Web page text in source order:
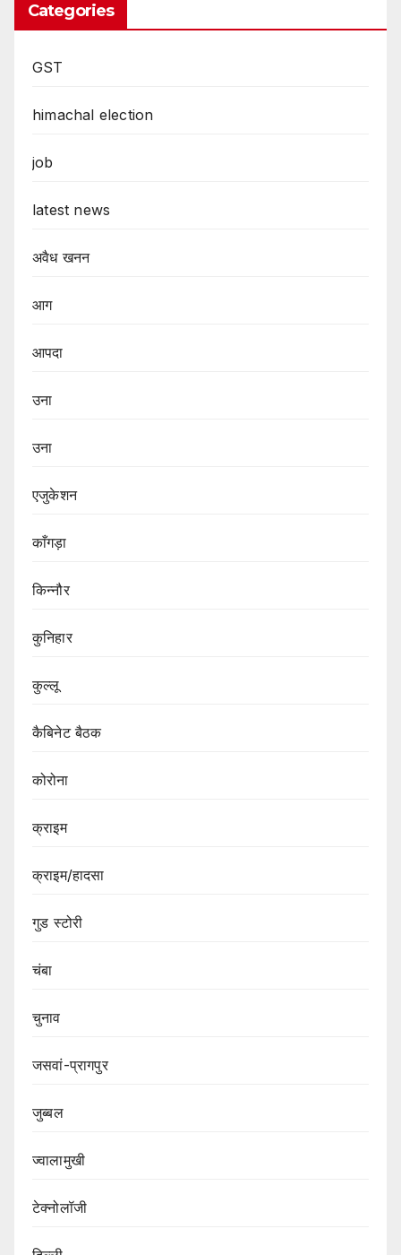
Categories
GST
himachal election
job
latest news
अवैध खनन
आग
आपदा
उना
उना
एजुकेशन
काँगड़ा
किन्नौर
कुनिहार
कुल्लू
कैबिनेट बैठक
कोरोना
क्राइम
क्राइम/हादसा
गुड स्टोरी
चंबा
चुनाव
जसवां-प्रागपुर
जुब्बल
ज्वालामुखी
टेक्नोलॉजी